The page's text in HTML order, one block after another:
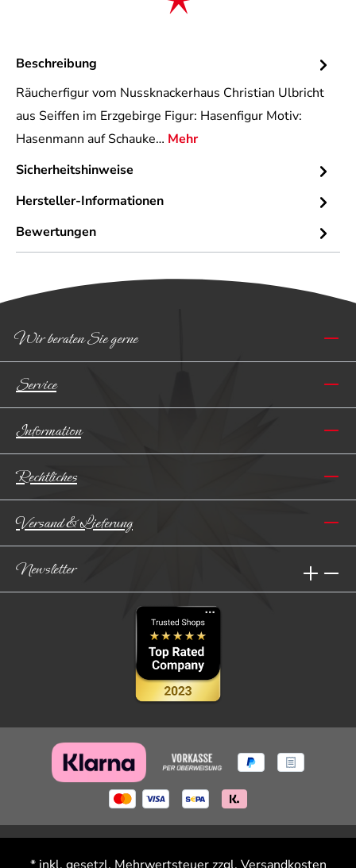
Beschreibung
Räucherfigur vom Nussknackerhaus Christian Ulbricht
aus Seiffen im Erzgebirge Figur: Hasenfigur Motiv:
Hasenmann auf Schauke… Mehr
Sicherheitshinweise
Hersteller-Informationen
Bewertungen
Wir beraten Sie gerne
Service
Information
Rechtliches
Versand & Lieferung
Newsletter